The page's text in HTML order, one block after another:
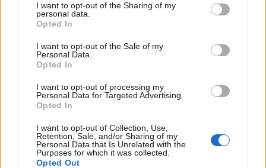
I want to opt-out of the Sharing of my
personal data.
Opted In
I want to opt-out of the Sale of my
Personal Data.
Opted In
I want to opt-out of processing my
Personal Data for Targeted Advertising.
Opted In
I want to opt-out of Collection, Use,
Retention, Sale, and/or Sharing of my
Personal Data that Is Unrelated with the
Purposes for which it was collected.
Opted Out